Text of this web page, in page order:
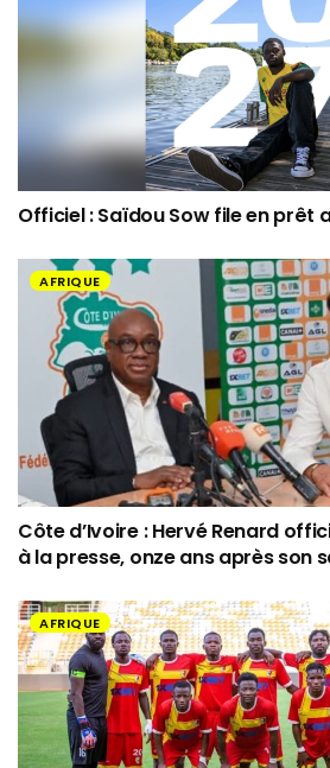
Officiel : Saïdou Sow file en prêt
AFRIQUE
Côte d’Ivoire : Hervé Renard
à la presse, onze ans après son
AFRIQUE